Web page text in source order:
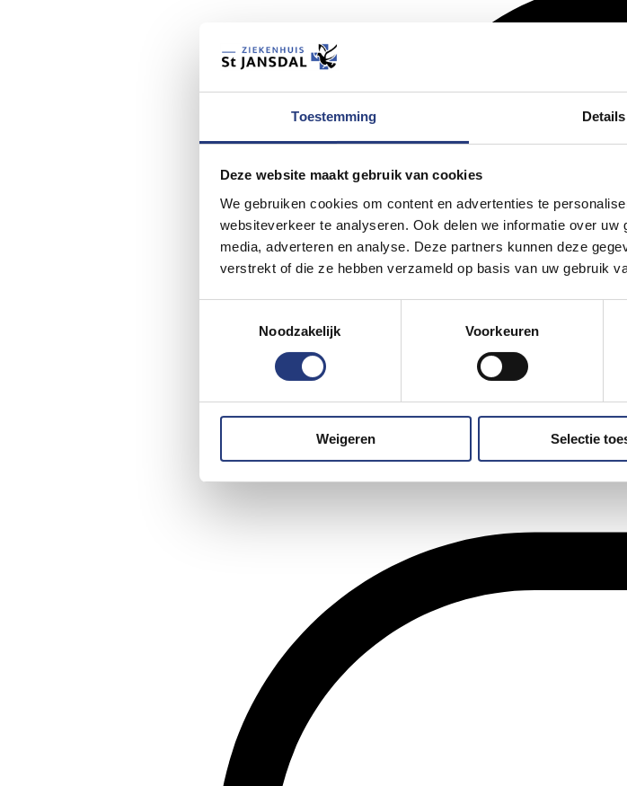
Toestemming Details
Deze website maakt gebruik van cookies
We gebruiken cookies om content en advertenties te
websiteverkeer te analyseren. Ook delen we informatie over
media, adverteren en analyse. Deze partners kunnen deze
verstrekt of die ze hebben verzameld op basis van uw gebruik
Noodzakelijk
Voorkeuren
Weigeren Selectie